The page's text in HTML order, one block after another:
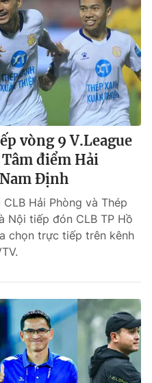
vòng 9 V.League
điểm Hải
Định
Hải Phòng và Thép
Nội tiếp đón CLB TP Hồ
chọn trực tiếp trên kênh